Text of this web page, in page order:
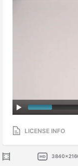
LICENSE INFO